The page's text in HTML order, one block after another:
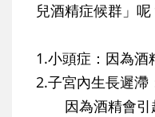
兒酒精症候群」呢
1.小頭症： 因為酒
2.子宮內生長遲滯
因為酒精會引